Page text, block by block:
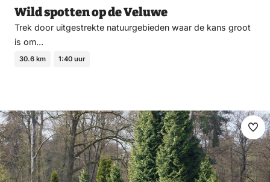
Wild spotten op de Veluwe
Trek door uitgestrekte natuurgebieden waar de kans groot
is om…
30.6 km 1:40 uur